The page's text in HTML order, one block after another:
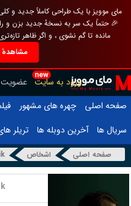
مای موویز با یک طراحی کاملاً جدید و
🎉 حتماً یک سر به نسخهٔ جدید بزن و
مانده تا گم نشوی ، و اگر ظاهر
new
ورود به سایت عضویت
صفحه اصلی
چهره های مشهور
سریال ها
آخرین دوبله ها تریلر
صفحه اصلی اشخاص